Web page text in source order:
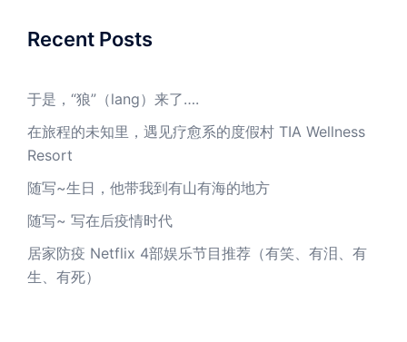
Recent Posts
于是，“狼”（lang）来了….
在旅程的未知里，遇见疗愈系的度假村 TIA Wellness
Resort
随写~生日，他带我到有山有海的地方
随写~ 写在后疫情时代
居家防疫 Netflix 4部娱乐节目推荐（有笑、有泪、有
生、有死）